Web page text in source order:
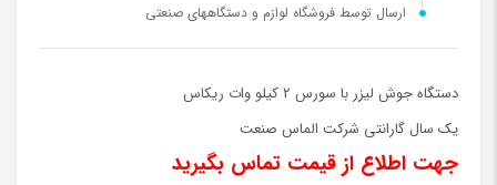
ارسال توسط فروشگاه لوازم و دستگاههای صنعتی
دستگاه جوش لیزر با سورس 2 کیلو وات ریکاس
یک سال گارانتی شرکت الماس صنعت
جهت اطلاع از قیمت تماس بگیرید